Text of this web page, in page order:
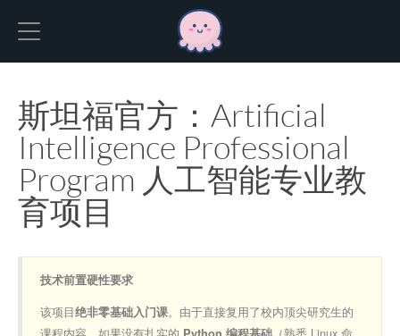
斯坦福官方：Artificial
Intelligence Professional
Program 人工智能专业教
育项目
技术前置硬性要求
该项目绝非零基础入门课。由于直接复用了校内顶尖研究生的